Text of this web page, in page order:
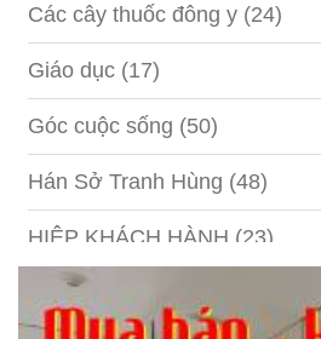
Các cây thuốc đông y (24)
Giáo dục (17)
Góc cuộc sống (50)
Hán Sở Tranh Hùng (48)
HIỆP KHÁCH HÀNH (23)
Hồng lâu mộng